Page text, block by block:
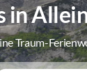
in
Traum-